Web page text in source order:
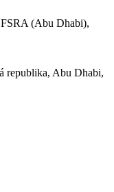
(Abu Dhabi),
republika, Abu Dhabi,